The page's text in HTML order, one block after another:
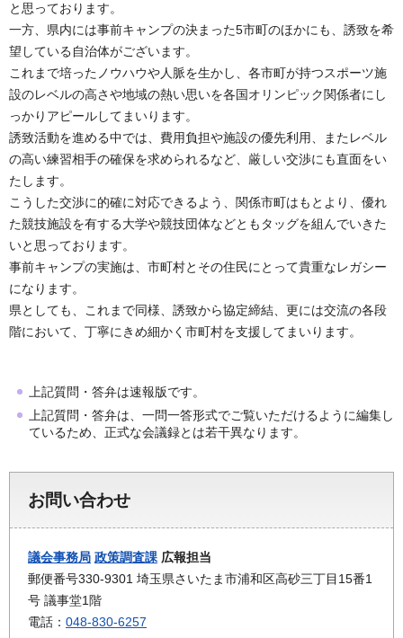
と思っております。
一方、県内には事前キャンプの決まった5市町のほかにも、誘致を希
望している自治体がございます。
これまで培ったノウハウや人脈を生かし、各市町が持つスポーツ施
設のレベルの高さや地域の熱い思いを各国オリンピック関係者にし
っかりアピールしてまいります。
誘致活動を進める中では、費用負担や施設の優先利用、またレベル
の高い練習相手の確保を求められるなど、厳しい交渉にも直面をい
たします。
こうした交渉に的確に対応できるよう、関係市町はもとより、優れ
た競技施設を有する大学や競技団体などともタッグを組んでいきた
いと思っております。
事前キャンプの実施は、市町村とその住民にとって貴重なレガシー
になります。
県としても、これまで同様、誘致から協定締結、更には交流の各段
階において、丁寧にきめ細かく市町村を支援してまいります。
上記質問・答弁は速報版です。
上記質問・答弁は、一問一答形式でご覧いただけるように編集し
ているため、正式な会議録とは若干異なります。
お問い合わせ
議会事務局 政策調査課 広報担当
郵便番号330-9301 埼玉県さいたま市浦和区高砂三丁目15番1
号 議事堂1階
電話： 048-830-6257